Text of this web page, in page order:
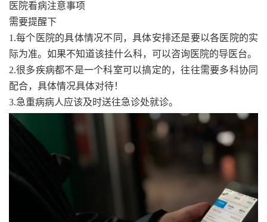
医院看病注意事项
需要提醒下
1.每个医院的具体情况不同，具体安排还是要以各医院的实
际为准。如果不知道该挂什么科，可以咨询医院的导医台。
2.很多疾病都不是一个科室可以搞定的，往往需要多科协同
配合，具体情况具体对待！
3.急重病病人应该及时送往急诊处就诊。